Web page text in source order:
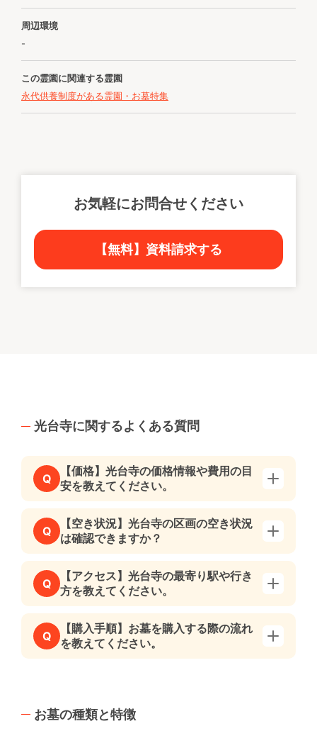
周辺環境
-
この霊園に関連する霊園
永代供養制度がある霊園・お墓特集
お気軽にお問合せください
【無料】資料請求する
光台寺に関するよくある質問
Q
【価格】光台寺の価格情報や費用の目
安を教えてください。
Q
【空き状況】光台寺の区画の空き状況
は確認できますか？
Q
【アクセス】光台寺の最寄り駅や行き
方を教えてください。
Q
【購入手順】お墓を購入する際の流れ
を教えてください。
お墓の種類と特徴